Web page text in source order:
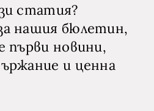
статия?
нашия бюлетин,
първи новини,
и ценна